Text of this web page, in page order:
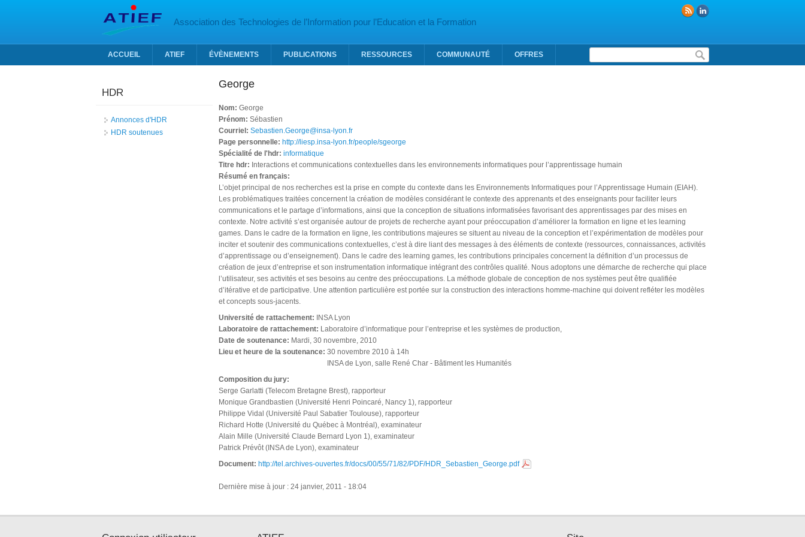
Association des Technologies de l’Information pour l’Education et la Formation
Formulaire de recherche
ACCUEIL ATIEF ÉVÈNEMENTS PUBLICATIONS RESSOURCES COMMUNAUTÉ OFFRES
George
Nom: George
Prénom: Sébastien
Courriel: Sebastien.George@insa-lyon.fr
Page personnelle: http://liesp.insa-lyon.fr/people/sgeorge
Spécialité de l'hdr: informatique
Titre hdr: Interactions et communications contextuelles dans les environnements informatiques pour l’apprentissage humain
Résumé en français:
L’objet principal de nos recherches est la prise en compte du contexte dans les Environnements Informatiques pour l’Apprentissage Humain (EIAH).
Les problématiques traitées concernent la création de modèles considérant le contexte des apprenants et des enseignants pour faciliter leurs
communications et le partage d’informations, ainsi que la conception de situations informatisées favorisant des apprentissages par des mises en
contexte. Notre activité s’est organisée autour de projets de recherche ayant pour préoccupation d’améliorer la formation en ligne et les learning
games. Dans le cadre de la formation en ligne, les contributions majeures se situent au niveau de la conception et l’expérimentation de modèles pour
inciter et soutenir des communications contextuelles, c’est à dire liant des messages à des éléments de contexte (ressources, connaissances, activités
d’apprentissage ou d’enseignement). Dans le cadre des learning games, les contributions principales concernent la définition d’un processus de
création de jeux d’entreprise et son instrumentation informatique intégrant des contrôles qualité. Nous adoptons une démarche de recherche qui place
l’utilisateur, ses activités et ses besoins au centre des préoccupations. La méthode globale de conception de nos systèmes peut être qualifiée
d’itérative et de participative. Une attention particulière est portée sur la construction des interactions homme-machine qui doivent refléter les modèles
et concepts sous-jacents.
Université de rattachement:
INSA Lyon
Laboratoire de rattachement: Laboratoire d’informatique pour l’entreprise et les systèmes de production,
Date de soutenance: Mardi, 30 novembre, 2010
Lieu et heure de la soutenance: 30 novembre 2010 à 14h
INSA de Lyon, salle René Char - Bâtiment les Humanités
Composition du jury:
Serge Garlatti (Telecom Bretagne Brest), rapporteur
Monique Grandbastien (Université Henri Poincaré, Nancy 1), rapporteur
Philippe Vidal (Université Paul Sabatier Toulouse), rapporteur
Richard Hotte (Université du Québec à Montréal), examinateur
Alain Mille (Université Claude Bernard Lyon 1), examinateur
Patrick Prévôt (INSA de Lyon), examinateur
Document: http://tel.archives-ouvertes.fr/docs/00/55/71/82/PDF/HDR_Sebastien_George.pdf
Dernière mise à jour : 24 janvier, 2011 - 18:04
HDR
Annonces d'HDR
HDR soutenues